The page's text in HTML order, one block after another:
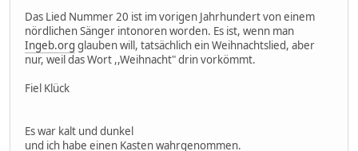
Das Lied Nummer 20 ist im vorigen Jahrhundert von einem
nördlichen Sänger intonoren worden. Es ist, wenn man
Ingeb.org glauben will, tatsächlich ein Weihnachtslied, aber
nur, weil das Wort ,,Weihnacht" drin vorkömmt.
Fiel Klück
Es war kalt und dunkel
und ich habe einen Kasten wahrgenommen.